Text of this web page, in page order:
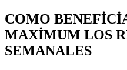
COMO
MAXIMUM LOS
SEMANALES